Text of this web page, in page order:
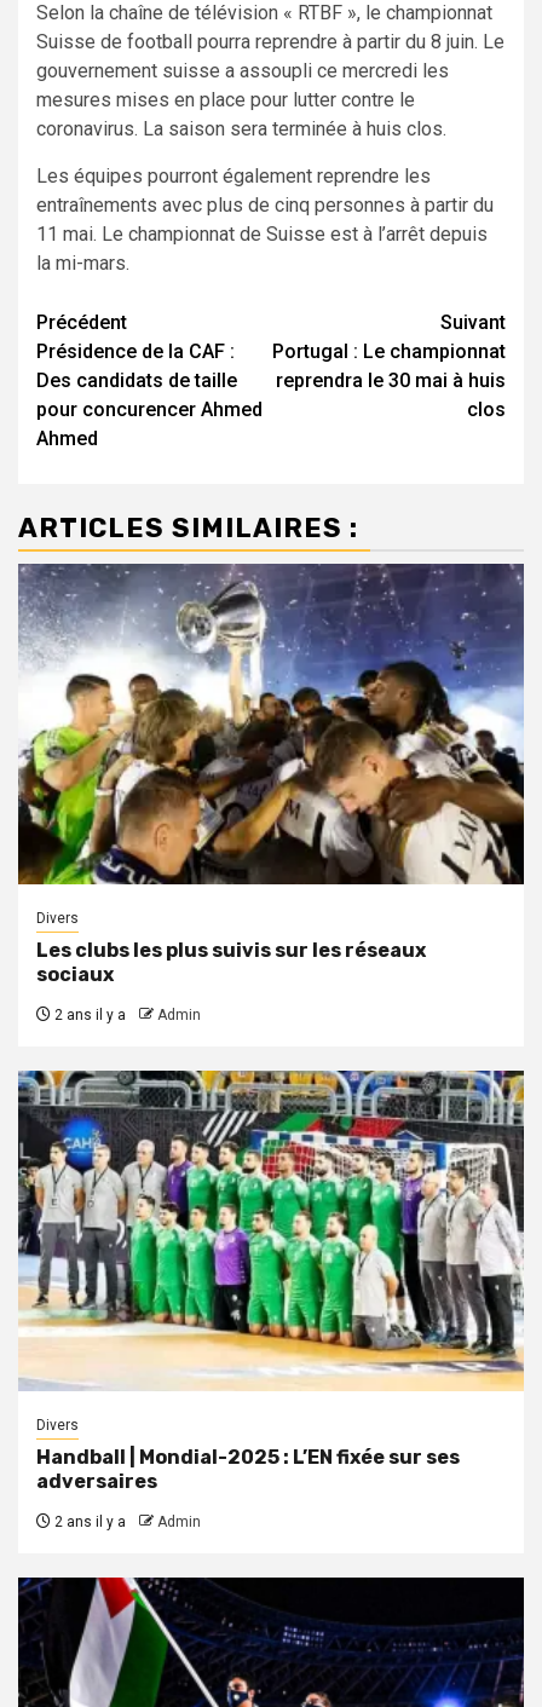
Selon la chaîne de télévision « RTBF », le championnat
Suisse de football pourra reprendre à partir du 8 juin. Le
gouvernement suisse a assoupli ce mercredi les
mesures mises en place pour lutter contre le
coronavirus. La saison sera terminée à huis clos.
Les équipes pourront également reprendre les
entraînements avec plus de cinq personnes à partir du
11 mai. Le championnat de Suisse est à l’arrêt depuis
la mi-mars.
Navigation
d’article
Précédent
Présidence de la CAF :
Des candidats de taille
pour concurencer Ahmed
Ahmed
Suivant
Portugal : Le championnat
reprendra le 30 mai à huis
clos
ARTICLES SIMILAIRES :
Divers
Les clubs les plus suivis sur les réseaux
sociaux
2 ans il y a Admin
Divers
Handball | Mondial-2025 : L’EN fixée sur ses
adversaires
2 ans il y a Admin